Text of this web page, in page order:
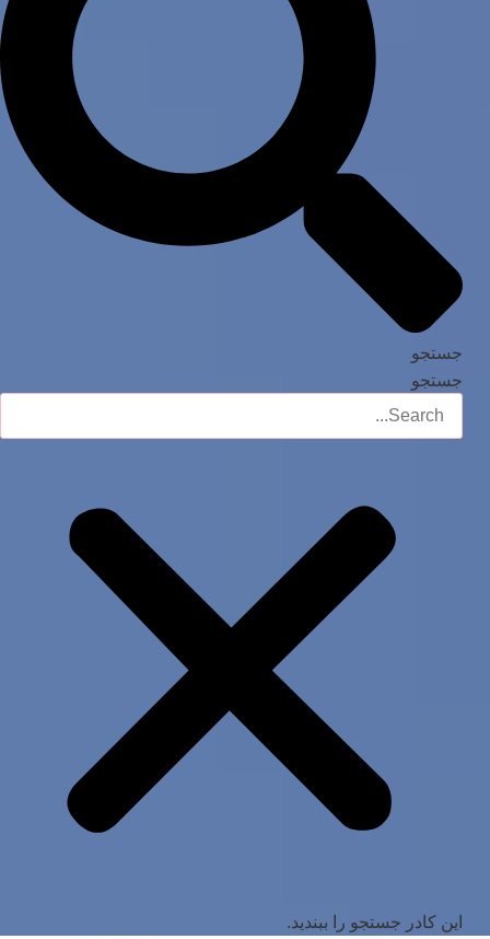
جستجو
جستجو
این کادر جستجو را ببندید.